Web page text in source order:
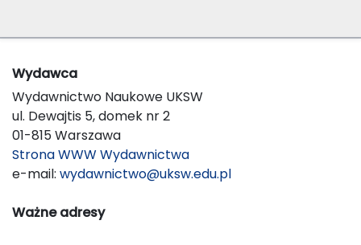
Wydawca
Wydawnictwo Naukowe UKSW
ul. Dewajtis 5, domek nr 2
01-815 Warszawa
Strona WWW Wydawnictwa
e-mail: wydawnictwo@uksw.edu.pl
Ważne adresy